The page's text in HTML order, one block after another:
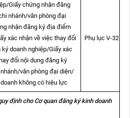
Giấy chứng nhận đăng
nhánh/văn phòng đại
nhận đăng ký địa điểm
xác nhận về việc thay đổi
ký doanh nghiệp/Giấy xác
đổi nội dung đăng ký
văn phòng đại diện/
không có hiệu lực
Phụ lục V-32
định cho Cơ quan đăng ký kinh doanh